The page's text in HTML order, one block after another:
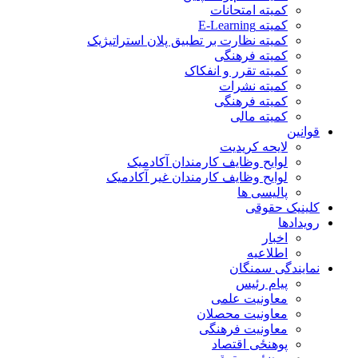
کمیته امتحانات
کمیته E-Learning
کمیته نظارت بر تطبیق پلان استراتیژیک
کمیته فرهنگی
کمیته تقرر و انفکاک
کمیته نشرات
کمیته فرهنگی
کمیته مالی
قوانین
لایحه کریدیت
لوایح وظایف کارمندان آکادمیک
لوایح وظایف کارمندان غیر آکادمیک
پالیسی ها
کلینیک حقوقی
رویدادها
اخبار
اطلاعیه
نمایندگی سمنگان
پیام رئیس
معاونیت علمی
معاونیت محصلان
معاونیت فرهنگی
پوهنځی اقتصاد